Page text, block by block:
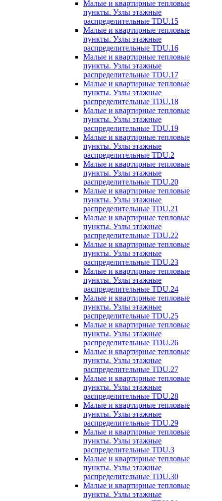
Малые и квартирные тепловые
пункты. Узлы этажные
распределительные TDU.15
Малые и квартирные тепловые
пункты. Узлы этажные
распределительные TDU.16
Малые и квартирные тепловые
пункты. Узлы этажные
распределительные TDU.17
Малые и квартирные тепловые
пункты. Узлы этажные
распределительные TDU.18
Малые и квартирные тепловые
пункты. Узлы этажные
распределительные TDU.19
Малые и квартирные тепловые
пункты. Узлы этажные
распределительные TDU.2
Малые и квартирные тепловые
пункты. Узлы этажные
распределительные TDU.20
Малые и квартирные тепловые
пункты. Узлы этажные
распределительные TDU.21
Малые и квартирные тепловые
пункты. Узлы этажные
распределительные TDU.22
Малые и квартирные тепловые
пункты. Узлы этажные
распределительные TDU.23
Малые и квартирные тепловые
пункты. Узлы этажные
распределительные TDU.24
Малые и квартирные тепловые
пункты. Узлы этажные
распределительные TDU.25
Малые и квартирные тепловые
пункты. Узлы этажные
распределительные TDU.26
Малые и квартирные тепловые
пункты. Узлы этажные
распределительные TDU.27
Малые и квартирные тепловые
пункты. Узлы этажные
распределительные TDU.28
Малые и квартирные тепловые
пункты. Узлы этажные
распределительные TDU.29
Малые и квартирные тепловые
пункты. Узлы этажные
распределительные TDU.3
Малые и квартирные тепловые
пункты. Узлы этажные
распределительные TDU.30
Малые и квартирные тепловые
пункты. Узлы этажные